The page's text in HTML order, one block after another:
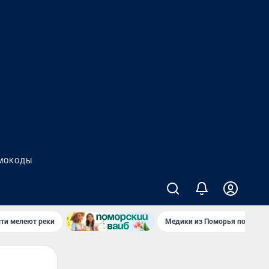
мелеют реки Медики из Поморья поехали